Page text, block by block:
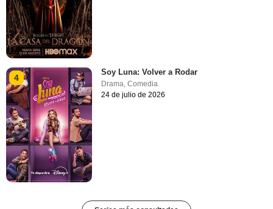
4
Soy Luna: Volver a Rodar
Drama,Comedia
24 de julio de 2026